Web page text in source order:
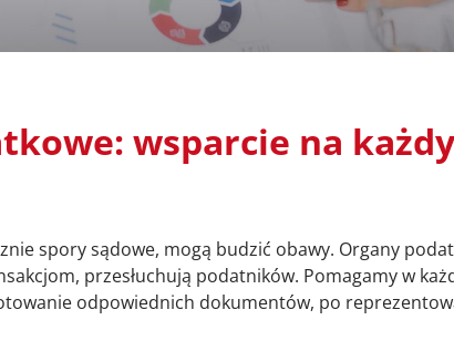
wsparcie na
spory sądowe, mogą budzić obawy. Organy
przesłuchują podatników. Pomagamy w
odpowiednich dokumentów, po